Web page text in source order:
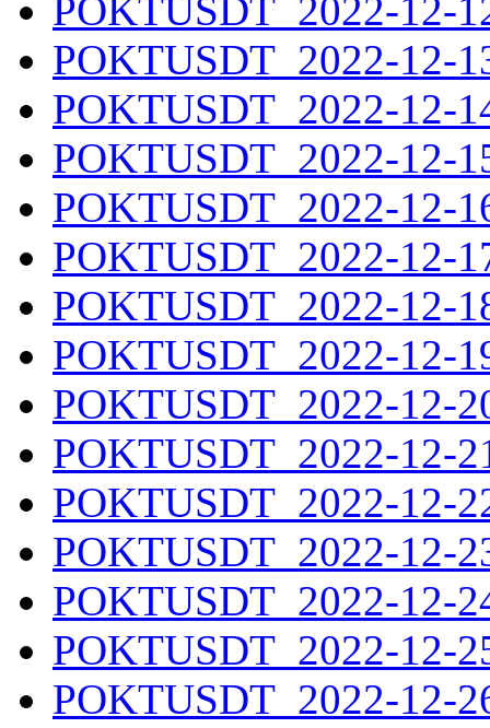
POKTUSDT_2022-12-
POKTUSDT_2022-12-
POKTUSDT_2022-12-
POKTUSDT_2022-12-
POKTUSDT_2022-12-
POKTUSDT_2022-12-
POKTUSDT_2022-12-
POKTUSDT_2022-12-
POKTUSDT_2022-12-
POKTUSDT_2022-12-
POKTUSDT_2022-12-
POKTUSDT_2022-12-
POKTUSDT_2022-12-
POKTUSDT_2022-12-
POKTUSDT_2022-12-